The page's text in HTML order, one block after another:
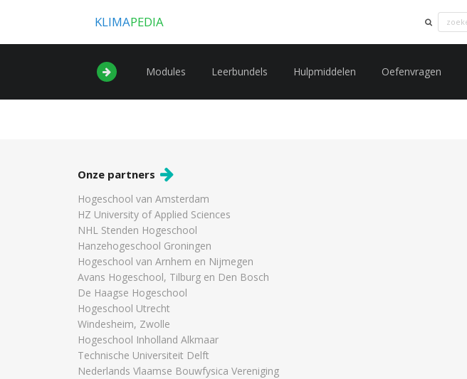
KLIMAPEDIA
Modules Leerbundels Hulpmiddelen Oefenvragen
Onze partners
Hogeschool van Amsterdam
HZ University of Applied Sciences
NHL Stenden Hogeschool
Hanzehogeschool Groningen
Hogeschool van Arnhem en Nijmegen
Avans Hogeschool, Tilburg en Den Bosch
De Haagse Hogeschool
Hogeschool Utrecht
Windesheim, Zwolle
Hogeschool Inholland Alkmaar
Technische Universiteit Delft
Nederlands Vlaamse Bouwfysica Vereniging